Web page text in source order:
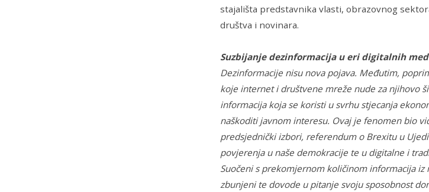
stajališta predstavnika vlasti, obrazovnog
društva i novinara.
Suzbijanje dezinformacija u eri digitalnih
Dezinformacije nisu nova pojava. Međutim,
koje internet i društvene mreže nude za njihovo
informacija koja se koristi u svrhu stjecanja
naškoditi javnom interesu. Ovaj je fenomen bio
predsjednički izbori, referendum o Brexitu u
povjerenja u naše demokracije te u digitalne i
Suočeni s prekomjernom količinom informacija
zbunjeni te dovode u pitanje svoju sposobnost